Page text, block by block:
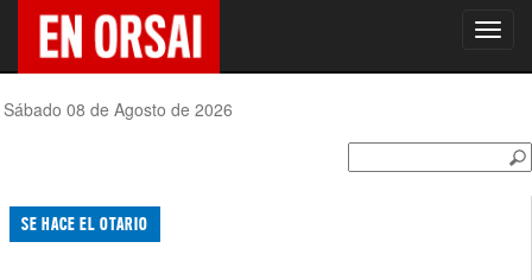
Sábado 08 de Agosto de 2026
SE HACE EL OTARIO